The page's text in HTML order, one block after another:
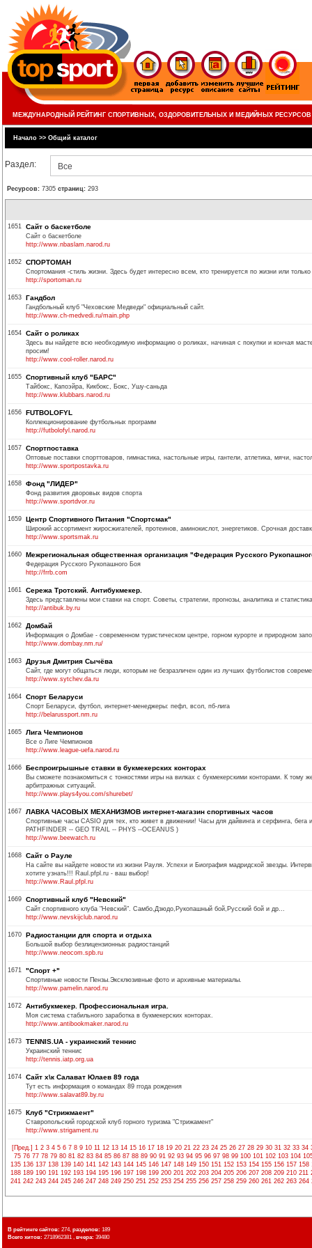
МЕЖДУНАРОДНЫЙ РЕЙТИНГ СПОРТИВНЫХ, ОЗДОРОВИТЕЛЬНЫХ И МЕДИЙНЫХ РЕСУРСОВ
Начало >> Общий каталог
Раздел: Все
Ресурсов: 7305 страниц: 293
1651 Сайт о баскетболе
Сайт о баскетболе
http://www.nbaslam.narod.ru
1652 СПОРТОМАН
Спортомания -стиль жизни. Здесь будет интересно всем, кто тренируется по жизни или
http://sportoman.ru
1653 Гандбол
Гандбольный клуб "Чеховские Медведи" официальный сайт.
http://www.ch-medvedi.ru/main.php
1654 Сайт о роликах
Здесь вы найдете всю необходимую информацию о роликах, начиная с покупки и кончая
просим!
http://www.cool-roller.narod.ru
1655 Спортивный клуб "БАРС"
Тайбокс, Капоэйра, Кикбокс, Бокс, Ушу-саньда
http://www.klubbars.narod.ru
1656 FUTBOLOFYL
Коллекционирование футбольных программ
http://futbolofyl.narod.ru
1657 Спортпоставка
Оптовые поставки спорттоваров, гимнастика, настольные игры, гантели, атлетика, мячи,
http://www.sportpostavka.ru
1658 Фонд "ЛИДЕР"
Фонд развития дворовых видов спорта
http://www.sportdvor.ru
1659 Центр Спортивного Питания "Спортсмак"
Широкий ассортимент жиросжигателей, протеинов, аминокислот, энергетиков. Срочная
http://www.sportsmak.ru
1660 Межрегиональная общественная организация "Федерация Русского
Федерация Русского Рукопашного Боя
http://frrb.com
1661 Сережа Тротский. Антибукмекер.
Здесь представлены мои ставки на спорт. Советы, стратегии, прогнозы, аналитика и статистика
http://antibuk.by.ru
1662 Домбай
Информация о Домбае - современном туристическом центре, горном курорте и природном
http://www.dombay.nm.ru/
1663 Друзья Дмитрия Сычёва
Сайт, где могут общаться люди, которым не безразличен один из лучших футболистов
http://www.sytchev.da.ru
1664 Спорт Беларуси
Спорт Беларуси, футбол, интернет-менеджеры: пефл, всол, пб-лига
http://belarussport.nm.ru
1665 Лига Чемпионов
Все о Лиге Чемпионов
http://www.league-uefa.narod.ru
1666 Беспроигрышные ставки в букмекерских конторах
Вы сможете познакомиться с тонкостями игры на вилках с букмекерскими конторами. К
арбитражных ситуаций.
http://www.plays4you.com/shurebet/
1667 ЛАВКА ЧАСОВЫХ МЕХАНИЗМОВ интернет-магазин спортивных часов
Спортивные часы CASIO для тех, кто живет в движении! Часы для дайвинга и серфинга,
PATHFINDER -- GEO TRAIL -- PHYS --OCEANUS )
http://www.beewatch.ru
1668 Сайт о Рауле
На сайте вы найдете новости из жизни Рауля. Успехи и Биография мадридской звезды.
хотите узнать!!! Raul.pfpl.ru - ваш выбор!
http://www.Raul.pfpl.ru
1669 Спортивный клуб "Невский"
Сайт спортивного клуба "Невский". Самбо,Дзюдо,Рукопашный бой,Русский бой и др...
http://www.nevskijclub.narod.ru
1670 Радиостанции для спорта и отдыха
Большой выбор безлицензионных радиостанций
http://www.neocom.spb.ru
1671 "Спорт +"
Спортивные новости Пензы.Эксклюзивные фото и архивные материалы.
http://www.pamelin.narod.ru
1672 Антибукмекер. Профессиональная игра.
Моя система стабильного заработка в букмекерских конторах.
http://www.antibookmaker.narod.ru
1673 TENNIS.UA - украинский теннис
Украинский теннис
http://tennis.iatp.org.ua
1674 Сайт х\к Салават Юлаев 89 года
Тут есть информация о командах 89 ггода рождения
http://www.salavat89.by.ru
1675 Клуб "Стрижмаент"
Ставропольский городской клуб горного туризма "Стрижамент"
http://www.strigament.ru
[Пред.] 1 2 3 4 5 6 7 8 9 10 11 12 13 14 15 16 17 18 19 20 21 22 23 24 25 26 27 28 29 30 31 32 33 34
75 76 77 78 79 80 81 82 83 84 85 86 87 88 89 90 91 92 93 94 95 96 97 98 99 100 101 102 103 104
135 136 137 138 139 140 141 142 143 144 145 146 147 148 149 150 151 152 153 154 155 156 157 158
188 189 190 191 192 193 194 195 196 197 198 199 200 201 202 203 204 205 206 207 208 209 210 211
241 242 243 244 245 246 247 248 249 250 251 252 253 254 255 256 257 258 259 260 261 262 263 264
В рейтинге сайтов: 274, разделов: 189
Всего хитов: 2718962381 , вчера: 39480